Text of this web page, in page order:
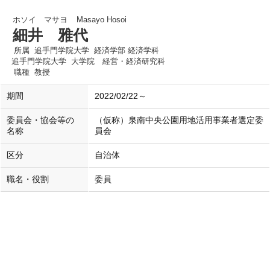
ホソイ マサヨ Masayo Hosoi
細井 雅代
所属 追手門学院大学 経済学部 経済学科
追手門学院大学 大学院 経営・経済研究科
職種 教授
期間 2022/02/22～
委員会・協会等の
名称
（仮称）泉南中央公園用地活用事業者選定委
員会
区分 自治体
職名・役割 委員